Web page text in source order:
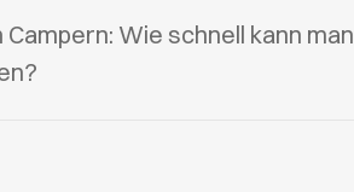
Wie schnell kann man